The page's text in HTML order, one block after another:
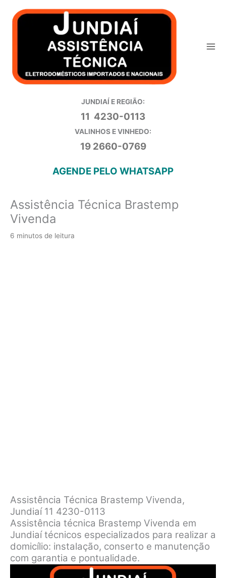
para
JUNDIAÍ E REGIÃO:
11 4230-0113
VALINHOS E VINHEDO:
19 2660-0769
AGENDE PELO WHATSAPP
Assistência Técnica Brastemp
Vivenda
6 minutos de leitura
Assistência Técnica Brastemp Vivenda,
Jundiaí 11 4230-0113
Assistência técnica Brastemp Vivenda em
Jundiaí técnicos especializados para realizar a
domicílio: instalação, conserto e manutenção
com garantia e pontualidade.